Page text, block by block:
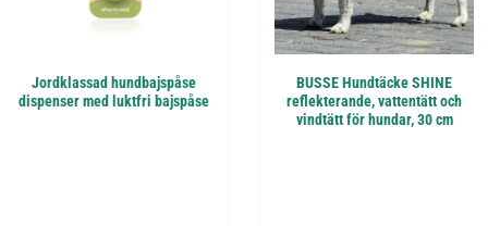
Jordklassad hundbajspåse
dispenser med luktfri bajspåse
BUSSE Hundtäcke SHINE
reflekterande, vattentätt och
vindtätt för hundar, 30 cm